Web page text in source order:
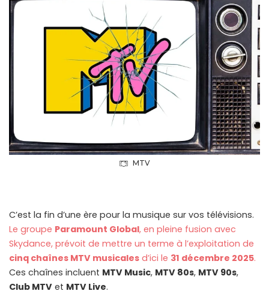
MTV
C’est la fin d’une ère pour la musique sur vos télévisions.
Le groupe Paramount Global, en pleine fusion avec
Skydance, prévoit de mettre un terme à l’exploitation de
cinq chaînes MTV musicales d’ici le 31 décembre 2025.
Ces chaînes incluent MTV Music, MTV 80s, MTV 90s,
Club MTV et MTV Live.